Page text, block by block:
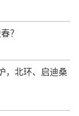
？
，北环、启迪桑